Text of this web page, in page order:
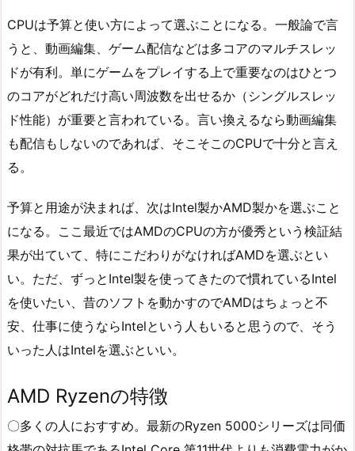
CPUは予算と使い方によって選ぶことになる。一般論で言
うと、動画編集、ゲーム配信などは多コアのマルチスレッ
ドが有利。単にゲームをプレイする上で重要なのはひとつ
のコアがどれだけ高い周波数を出せるか（シングルスレッ
ド性能）が重要と言われている。言い換えるなら動画編集
も配信もしないのであれば、そこそこのCPUで十分と言え
る。
予算と用途が決まれば、次はIntel製かAMD製かを選ぶこと
になる。ここ最近ではAMDのCPUの方が優秀という検証結
果が出ていて、特にこだわりがなければAMDを選ぶとい
い。ただ、ずっとIntel製を使ってきたので慣れているIntel
を使いたい、昔のソフトを動かすのでAMDはちょっと不
安、仕事に使うならIntelという人もいると思うので、そう
いった人はIntelを選ぶといい。
AMD Ryzenの特徴
〇多くの人におすすめ。最新のRyzen 5000シリーズは同価